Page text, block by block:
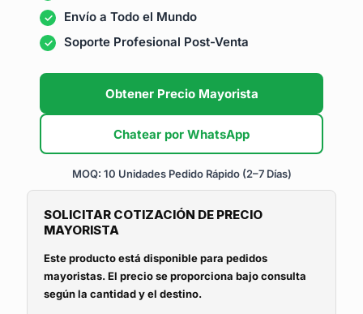
Envío a Todo el Mundo
Soporte Profesional Post-Venta
Obtener Precio Mayorista
Chatear por WhatsApp
MOQ: 10 Unidades Pedido Rápido (2–7 Días)
SOLICITAR COTIZACIÓN DE PRECIO
MAYORISTA
Este producto está disponible para pedidos
mayoristas. El precio se proporciona bajo consulta
según la cantidad y el destino.